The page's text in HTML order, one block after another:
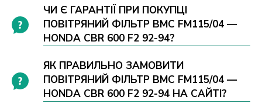
ЧИ Є ГАРАНТІЇ ПРИ ПОКУПЦІ
ПОВІТРЯНИЙ ФІЛЬТР BMC FM115/04 —
HONDA CBR 600 F2 92-94?
ЯК ПРАВИЛЬНО ЗАМОВИТИ
ПОВІТРЯНИЙ ФІЛЬТР BMC FM115/04 —
HONDA CBR 600 F2 92-94 НА САЙТІ?